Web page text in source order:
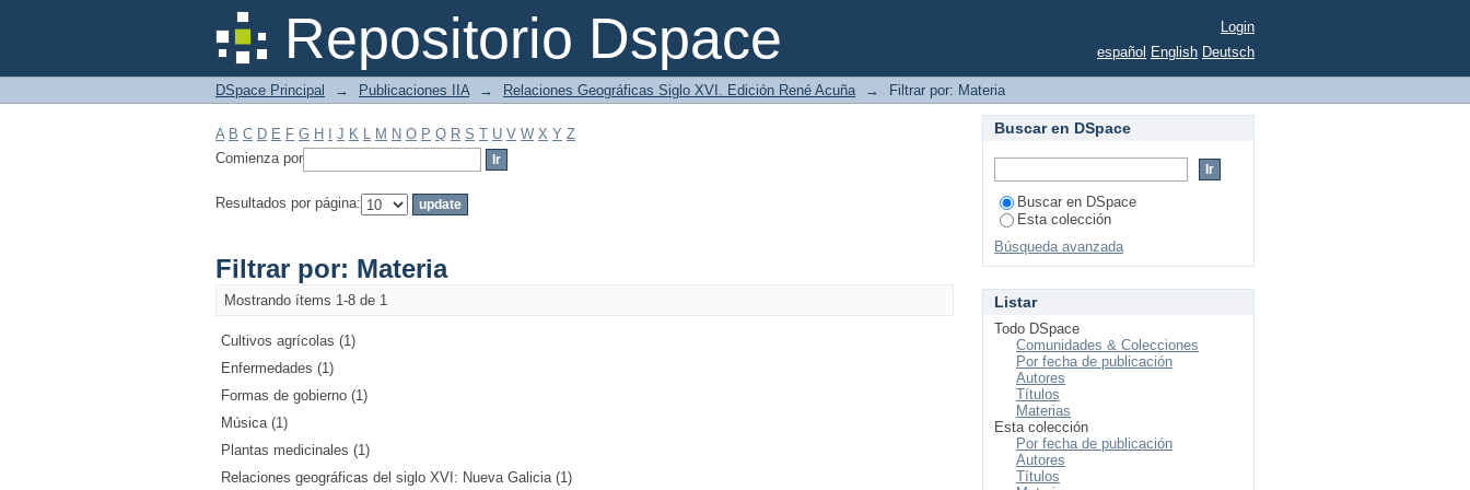
Repositorio Dspace
Filtrar por: Materia
Login
español English Deutsch
DSpace Principal → Publicaciones IIA → Relaciones Geográficas Siglo XVI. Edición René Acuña → Filtrar por: Materia
A B C D E F G H J K L M N O P Q R S T U V W X Y Z
Comienza por
Resultados por página:
Filtrar por: Materia
Mostrando ítems 1-8 de 1
Cultivos agrícolas (1)
Enfermedades (1)
Formas de gobierno (1)
Música (1)
Plantas medicinales (1)
Relaciones geográficas del siglo XVI: Nueva Galicia (1)
Buscar en DSpace
Buscar en DSpace
Esta colección
Búsqueda avanzada
Listar
Todo DSpace
Comunidades & Colecciones
Por fecha de publicación
Autores
Títulos
Materias
Esta colección
Por fecha de publicación
Autores
Títulos